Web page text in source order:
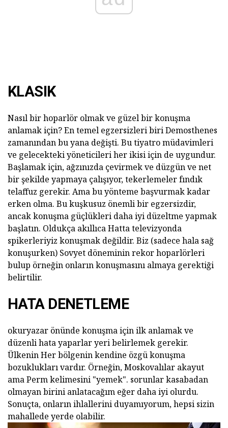
KLASIK
Nasıl bir hoparlör olmak ve güzel bir konuşma
anlamak için? En temel egzersizleri biri Demosthenes
zamanından bu yana değişti. Bu tiyatro müdavimleri
ve gelecekteki yöneticileri her ikisi için de uygundur.
Başlamak için, ağzınızda çevirmek ve düzgün ve net
bir şekilde yapmaya çalışıyor, tekerlemeler fındık
telaffuz gerekir. Ama bu yönteme başvurmak kadar
erken olma. Bu kuşkusuz önemli bir egzersizdir,
ancak konuşma güçlükleri daha iyi düzeltme yapmak
başlatın. Oldukça akıllıca Hatta televizyonda
spikerleriyiz konuşmak değildir. Biz (sadece hala sağ
konuşurken) Sovyet döneminin rekor hoparlörleri
bulup örneğin onların konuşmasını almaya gerektiği
belirtilir.
HATA DENETLEME
okuryazar önünde konuşma için ilk anlamak ve
düzenli hata yaparlar yeri belirlemek gerekir.
Ülkenin Her bölgenin kendine özgü konuşma
bozuklukları vardır. Örneğin, Moskovalılar akayut
ama Perm kelimesini "yemek". sorunlar kasabadan
olmayan birini anlatacağım eğer daha iyi olurdu.
Sonuçta, onların ihlallerini duyamıyorum, hepsi sizin
mahallede yerde olabilir.